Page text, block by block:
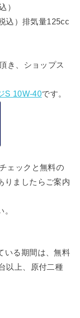
）
込）排気量125cc
き、ショップス
S 10W-40です。
ェックと無料の
りましたらご案内
いる期間は、無料
以上、原付二種